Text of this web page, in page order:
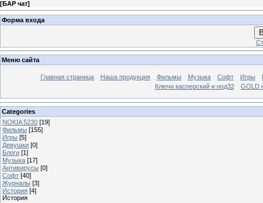
[БАР чат]
Форма входа
Меню сайта
Главная страница Наша продукция Фильмы Музыка Софт Игры
Ключи касперский и нод32
GOLD
Categories
NOKIA 5230 [19]
Фильмы [155]
Игры [5]
Девушки [0]
Блоги [1]
Музыка [17]
Антивирусы [0]
Софт [40]
Журналы [3]
История [4]
История